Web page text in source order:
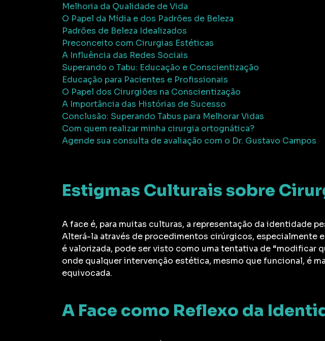
Melhoria da Qualidade de Vida
O Papel da Mídia e dos Padrões de Beleza
Padrões de Beleza Idealizados
Preconceito com Cirurgias Estéticas
A Influência das Redes Sociais
Superando o Tabu: Educação e Conscientização
Educação para Pacientes e Profissionais
O Papel dos Cirurgiões na Conscientização
A Importância das Histórias de Sucesso
Conclusão: Superando Tabus para Melhorar Vidas
Com quem realizar minha cirurgia ortognática?
Agende sua consulta de avaliação com o Dr. Gustavo Campos
Estigmas Culturais sobre
A face é, para muitas culturas, a representação da identidade
Alterá-la através de procedimentos cirúrgicos, especialmente
é valorizada, pode ser visto como uma tentativa de “modificar
onde qualquer intervenção estética, mesmo que funcional, é
equivocada.
A Face como Reflexo da